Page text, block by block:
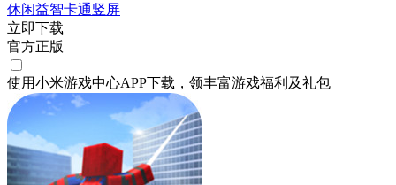
休闲益智卡通竖屏
立即下载
官方正版
使用小米游戏中心APP下载 ，领丰富游戏福利 及礼包